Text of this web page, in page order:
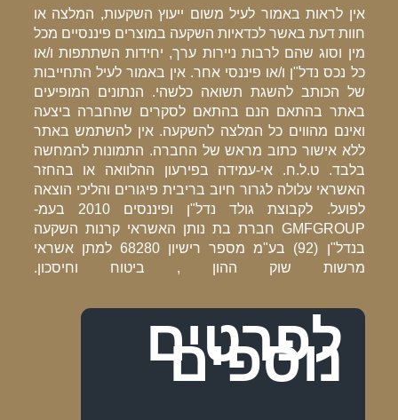
לראות באמור לעיל משום ייעוץ השקעות, המלצה או
דעת באשר לכדאיות השקעה במוצרים פיננסיים מכל
וסוג שהם לרבות ניירות ערך, יחידות השתתפות ו/או
נכס נדל"ן ו/או פיננסי אחר. אין באמור לעיל התחייבות
הכותב להשגת תשואה כלשהי. הנתונים המופיעים
בהתאם הנם בהתאם לסקרים שהחברה ביצעה
מהווים כל המלצה להשקעה. אין להשתמש באתר
אישור כתוב מראש של החברה. התמונות להמחשה
ט.ל.ח. אי-עמידה בפירעון ההלוואה או בהחזר
עלולה לגרור חיוב בריבית פיגורים והליכי הוצאה
לפועל. לקבוצת גולד נדל"ן ופיננסים 2010 בעמ-
GMFGROUP חברת בת נותן האשראי קרנות השקעה
בנדל"ן (92) בע"מ מספר רישיון 68280 למתן אשראי
שוק ההון , ביטוח וחיסכון.
לפרטים
נוספים